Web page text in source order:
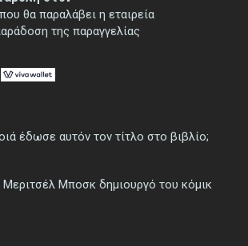
έδωσε αυτόν τον τίτλο στο βιβλίο;
Μεριτσέλ Μποσκ δημιουργό του κόμικ
θα παραλάβει η εταιρεία
της παραγγελίας